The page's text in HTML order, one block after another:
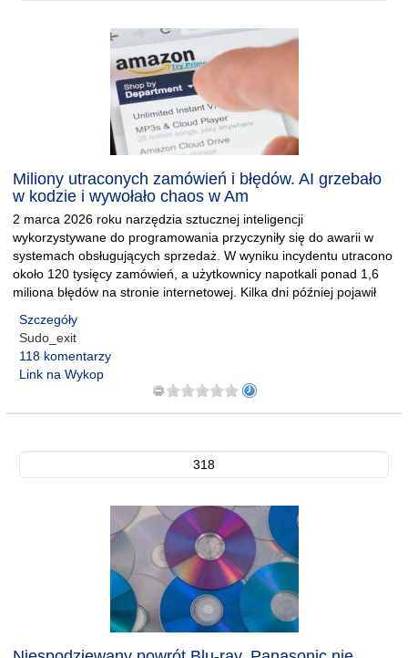
Miliony utraconych zamówień i błędów. AI grzebało
w kodzie i wywołało chaos w Am
2 marca 2026 roku narzędzia sztucznej inteligencji
wykorzystywane do programowania przyczyniły się do awarii w
systemach obsługujących sprzedaż. W wyniku incydentu utracono
około 120 tysięcy zamówień, a użytkownicy napotkali ponad 1,6
miliona błędów na stronie internetowej. Kilka dni później pojawił
Szczegóły
Sudo_exit
118 komentarzy
Link na Wykop
318